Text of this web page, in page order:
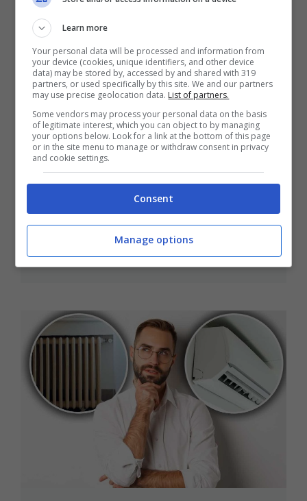
Sconfiggi il mal di schiena e
correggi la tua postura quando sei al
pc: quest’esercizio fa miracoli, ti
rimette a nuovo!
Ottobre 25, 2023
Learn more
Your personal data will be processed and information from
your device (cookies, unique identifiers, and other device
data) may be stored by, accessed by and shared with 319
partners, or used specifically by this site. We and our partners
may use precise geolocation data. List of partners.
Some vendors may process your personal data on the basis
of legitimate interest, which you can object to by managing
your options below. Look for a link at the bottom of this page
or in the site menu to manage or withdraw consent in privacy
and cookie settings.
Consent
Manage options